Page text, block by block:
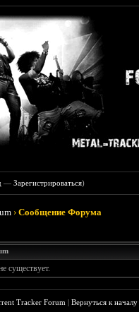
—Зарегистрироваться)
›Сообщение Форума
существует.
Tracker Forum |Вернуться к началу